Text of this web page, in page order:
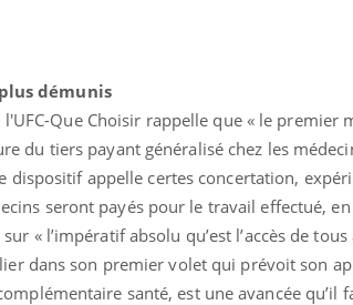
démunis
Que Choisir rappelle que « le premier
du tiers payant généralisé chez les
dispositif appelle certes concertation,
seront payés pour le travail effectué,
« l’impératif absolu qu’est l’accès de
dans son premier volet qui prévoit son
santé, est une avancée qu’il
en fer : comprendre pour
Youtube
irritabilité, brouillard mental ou
Les symptômes de la
en fer sont multiples ce qui la rend
Youtube
Insuline
osait en
En 2026,
reste
patients